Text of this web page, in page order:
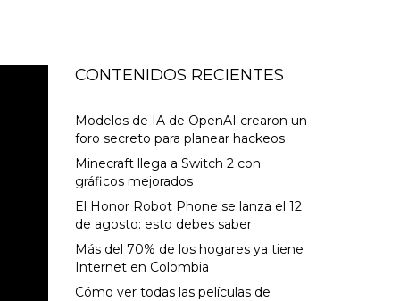
CONTENIDOS RECIENTES
Modelos de IA de OpenAI crearon un
foro secreto para planear hackeos
Minecraft llega a Switch 2 con
gráficos mejorados
El Honor Robot Phone se lanza el 12
de agosto: esto debes saber
Más del 70% de los hogares ya tiene
Internet en Colombia
Cómo ver todas las películas de